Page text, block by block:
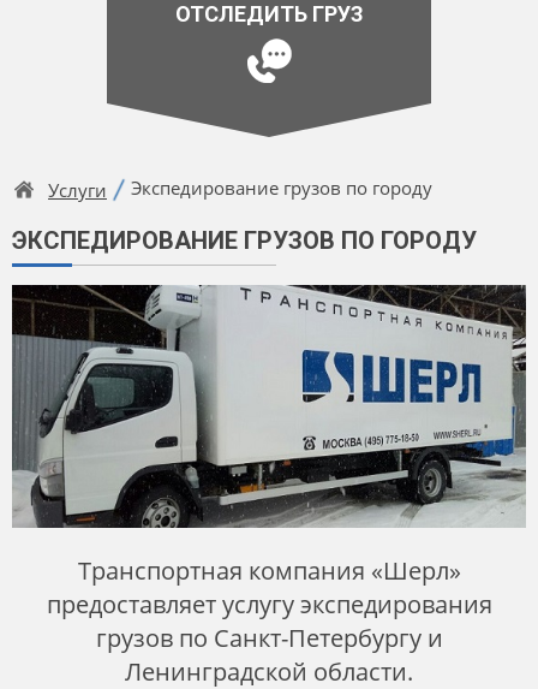
ОТСЛЕДИТЬ ГРУЗ
Услуги Экспедирование грузов по городу
ЭКСПЕДИРОВАНИЕ ГРУЗОВ ПО ГОРОДУ
Транспортная компания «Шерл»
предоставляет услугу экспедирования
грузов по Санкт-Петербургу и
Ленинградской области.